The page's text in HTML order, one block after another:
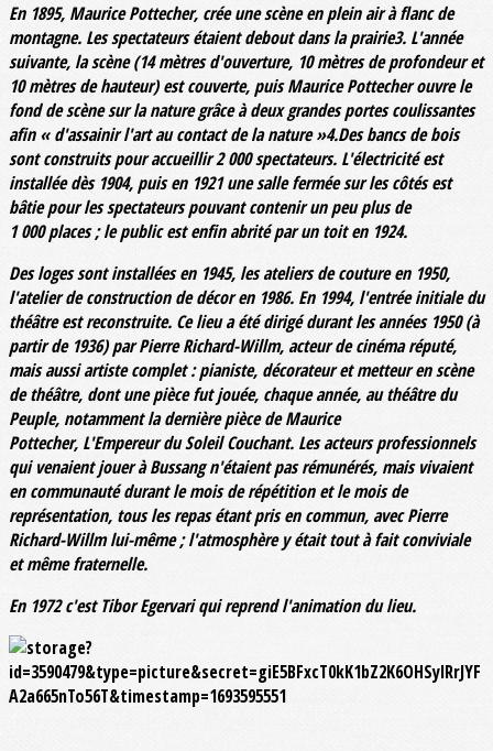
En 1895, Maurice Pottecher, crée une scène en plein air à flanc de
montagne. Les spectateurs étaient debout dans la prairie3. L'année
suivante, la scène (14 mètres d'ouverture, 10 mètres de profondeur et
10 mètres de hauteur) est couverte, puis Maurice Pottecher ouvre le
fond de scène sur la nature grâce à deux grandes portes coulissantes
afin « d'assainir l'art au contact de la nature »4.Des bancs de bois
sont construits pour accueillir 2 000 spectateurs. L'électricité est
installée dès 1904, puis en 1921 une salle fermée sur les côtés est
bâtie pour les spectateurs pouvant contenir un peu plus de
1 000 places ; le public est enfin abrité par un toit en 1924.
Des loges sont installées en 1945, les ateliers de couture en 1950,
l'atelier de construction de décor en 1986. En 1994, l'entrée initiale du
théâtre est reconstruite. Ce lieu a été dirigé durant les années 1950 (à
partir de 1936) par Pierre Richard-Willm, acteur de cinéma réputé,
mais aussi artiste complet : pianiste, décorateur et metteur en scène
de théâtre, dont une pièce fut jouée, chaque année, au théâtre du
Peuple, notamment la dernière pièce de Maurice
Pottecher, L'Empereur du Soleil Couchant. Les acteurs professionnels
qui venaient jouer à Bussang n'étaient pas rémunérés, mais vivaient
en communauté durant le mois de répétition et le mois de
représentation, tous les repas étant pris en commun, avec Pierre
Richard-Willm lui-même ; l'atmosphère y était tout à fait conviviale
et même fraternelle.
En 1972 c'est Tibor Egervari qui reprend l'animation du lieu.